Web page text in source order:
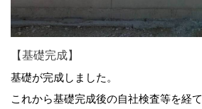
【基礎完成】
基礎が完成しました。
これから基礎完成後の自社検査等を経て